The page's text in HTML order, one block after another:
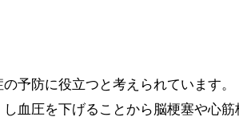
予防に役立つと考えられています。
血圧を下げることから脳梗塞や心筋